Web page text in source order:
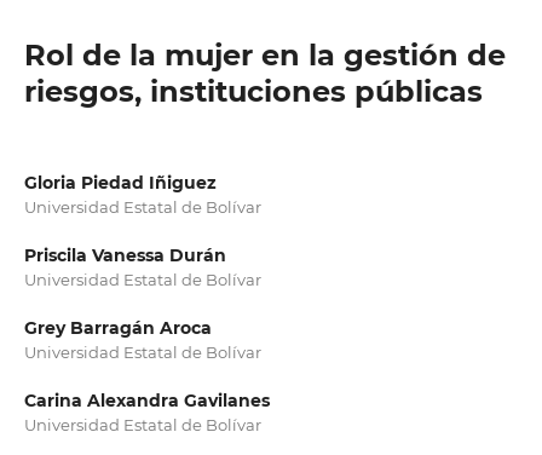
Rol de la mujer en la gestión de
riesgos, instituciones públicas
Gloria Piedad Iñiguez
Universidad Estatal de Bolívar
Priscila Vanessa Durán
Universidad Estatal de Bolívar
Grey Barragán Aroca
Universidad Estatal de Bolívar
Carina Alexandra Gavilanes
Universidad Estatal de Bolívar